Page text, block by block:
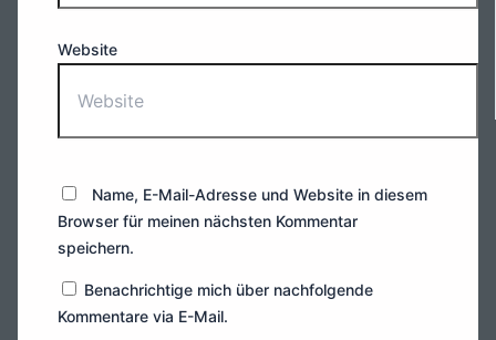
Website
Name, E-Mail-Adresse und Website in diesem
Browser für meinen nächsten Kommentar
speichern.
Benachrichtige mich über nachfolgende
Kommentare via E-Mail.